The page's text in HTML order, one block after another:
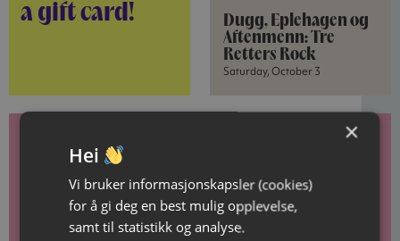
Dugg, Eplehagen og
Aftenmenn: Tre
Retters Rock
Saturday, October 3
a gift card!
Gift card
Give the gift of good memories!
×
Hei
Vi bruker informasjonskapsler (cookies)
for å gi deg en best mulig opplevelse,
samt til statistikk og analyse.